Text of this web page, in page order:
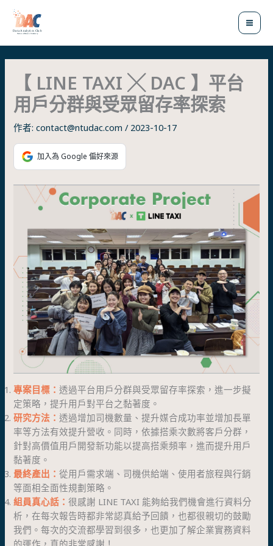
要
內
【 LINE TAXI ╳ DAC 】平台
用戶分群與受眾留存率探索
作者:contact@ntudac.com / 2023-10-17
加入為 Google 偏好來源
專案目標：透過平台用戶分群與受眾留存率探索，進一步擬
定策略，提升用戶對平台之黏著度。
研究方法：透過增加司機數量、提升媒合成功率並增加長單
率等方法有效提升營收。同時，依據搭乘次數將客戶分群，
針對高價值用戶開發新功能以提高搭乘頻率，進而提升用戶
黏著度。
最終產出：從用戶需求端、司機供給端、使用者旅程與行銷
等面相全面性規劃策略。
組員真心話：很感謝 LINE TAXI 能夠給我們機會進行資料分
析，在每次報告時都非常認真給予回饋，也都很親切的鼓勵
我們。每次的交流都學習到很多，也更加了解企業實務資料
的運作，真的非常感謝！